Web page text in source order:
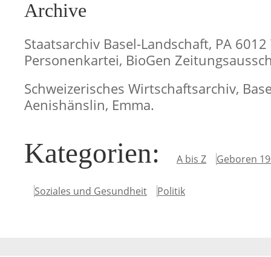
Archive
Staatsarchiv Basel-Landschaft, PA
Personenkartei, BioGen
Schweizerisches Wirtschaftsarchiv,
Aenishänslin, Emma.
Kategorien: A bis Z Geboren
Soziales und Gesundheit Politik